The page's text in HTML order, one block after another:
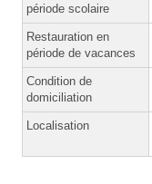
période scolaire
Restauration en
période de vacances
Condition de
domiciliation
Localisation